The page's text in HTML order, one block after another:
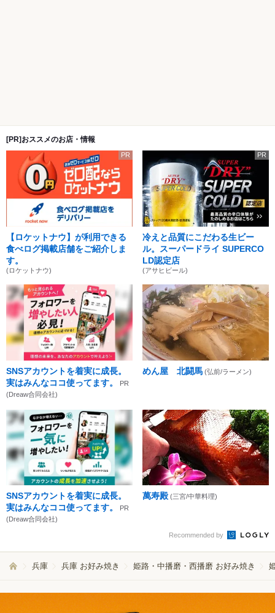
[PR]おススメのお店・情報
PR
【ロケットナウ】が利用できる
食べログ掲載店舗をご紹介しま
す。
(ロケットナウ)
PR
冷えと品質にこだわる生ビー
ル。スーパードライ SUPERCO
LD認定店
(アサヒビール)
SNSアカウントを着実に成長。
実はみんなココ使ってます。
PR
(Dreaw合同会社)
めん屋 北闘馬 (弘前/ラーメン)
SNSアカウントを着実に成長。
実はみんなココ使ってます。
PR
(Dreaw合同会社)
萬寿殿 (三宮/中華料理)
Recommended by
兵庫 兵庫 お好み焼き 姫路・中播磨・西播磨 お好み焼き